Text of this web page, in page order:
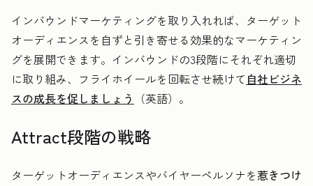
インバウンドマーケティングを取り入れれば、ターゲット
オーディエンスを自ずと引き寄せる効果的なマーケティン
グを展開できます。インバウンドの3段階にそれぞれ適切
に取り組み、フライホイールを回転させ続けて 自社ビジネ
スの成長を促しましょう
（英語）。
Attract段階の戦略
ターゲットオーディエンスやバイヤーペルソナを惹きつけ